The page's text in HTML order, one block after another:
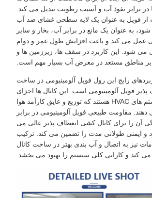
در برابر نفوذ آب و آسیب رطوبت تبدیل می کند.
از فویل به عنوان یک لایه سطحی غشای ضد آب
به عنوان یک مانع در برابر آب، بخار و سایر
عمل می کند و باعث افزایش طول عمر و دوام
می شود. این کاربرد در سقف ها، زیرزمین ها و
مناطق مستعد در معرض آب بسیار مهم است.
رایج این رول فویل آلومینیومی در ساخت
پذیر فویل آلومینیومی است. این کانال ها اجزای
ضروری در سیستم های HVAC هستند که توزیع و عایق کارآمد هوا
دهند. مقاومت طبیعی فویل آلومینیومی در برابر
آن را برای کانال کشی انعطاف پذیر عالی می
و ایمنی طولانی مدت را تضمین می کند. ترکیب
نیز به اتصال و آب بندی بهتر در ساخت کانال
کند و کارایی کلی سیستم را بهبود می بخشد.